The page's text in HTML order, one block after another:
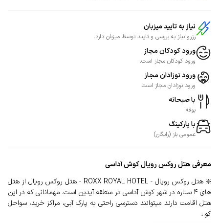
نیاز به تایید میزبان
رزرو نیاز به بررسی و تایید توسط میزبان دارد.
ورود کودکان مجاز
ورود کودکان مجاز است.
ورود نوزادان مجاز
ورود نوزادان مجاز است.
با صبحانه
بوفه
با پارکینگ
عمومی باز (رایگان)
معرفیهتل روکس رویال کوش آداسی
❇️ هتل روکس رویال - ROXX ROYAL HOTEL - هتل روکس رویال از هتل
های 4 ستاره در شهر کوش آداسی در منطقه آیدین است. مهمانانی که در این
هتل اقامت دارند میتوانند دسترسی راحتی به پارک آبی، مراکز خرید، سواحل
کو...